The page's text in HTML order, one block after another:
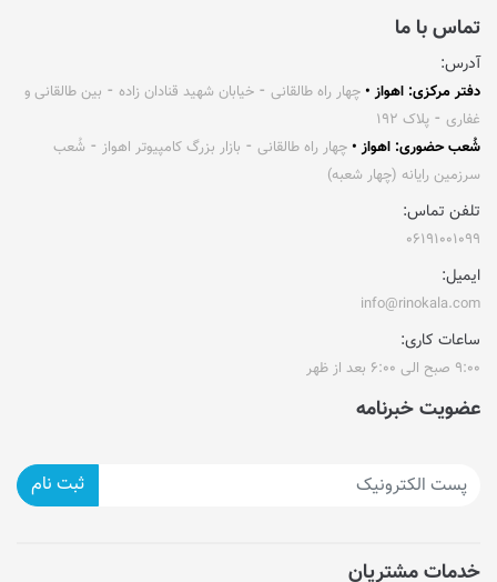
تماس با ما
آدرس:
دفتر مرکزی: اهواز • چهار راه طالقانی ⁃ خیابان شهید قنادان زاده ⁃ بین طالقانی و
غفاری ⁃ پلاک ۱۹۲
شُعب حضوری: اهواز • چهار راه طالقانی ⁃ بازار بزرگ کامپیوتر اهواز ⁃ شُعب
سرزمین رایانه (چهار شعبه)
تلفن تماس:
۰۶۱۹۱۰۰۱۰۹۹
ایمیل:
info@rinokala.com
ساعات کاری:
۹:۰۰ صبح الی ۶:۰۰ بعد از ظهر
عضویت خبرنامه
ثبت نام
خدمات مشتریان